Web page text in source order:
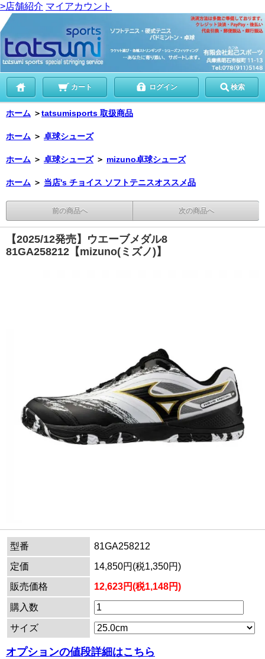
>店舗紹介 マイアカウント
カート ログイン 検索
ホーム ＞tatsumisports 取扱商品
ホーム ＞ 卓球シューズ
ホーム ＞ 卓球シューズ ＞ mizuno卓球シューズ
ホーム ＞ 当店's チョイス ソフトテニスオススメ品
前の商品へ 次の商品へ
【2025/12発売】ウエーブメダル8
81GA258212【mizuno(ミズノ)】
型番
81GA258212
定価
14,850円(税1,350円)
販売価格
12,623円(税1,148円)
購入数
サイズ
オプションの値段詳細はこちら